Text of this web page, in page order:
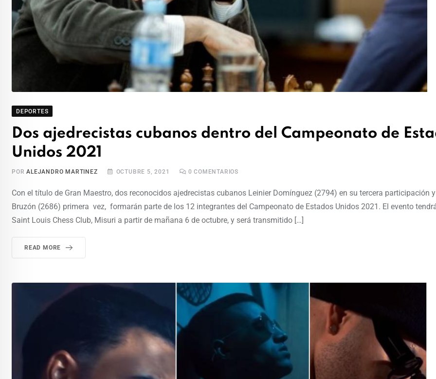
DEPORTES
Dos ajedrecistas cubanos dentro del Campeonato de
Unidos 2021
PORALEJANDRO MARTINEZ OCTUBRE 5, 2021 0 COMENTARIOS
Con el título de Gran Maestro, dos reconocidos ajedrecistas cubanos Leinier Domínguez (2794) en su tercera participación
Bruzón (2686) primera vez, formarán parte de los 12 integrantes del Campeonato de Estados Unidos 2021. El evento
Saint Louis Chess Club, Misuri a partir de mañana 6 de octubre, y será transmitido […]
READ MORE